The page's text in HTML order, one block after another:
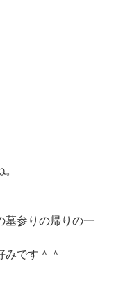
墓参りの帰りの一
です＾＾